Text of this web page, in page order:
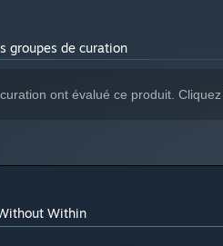
groupes de curation
ont évalué ce produit. Cliquez
Within